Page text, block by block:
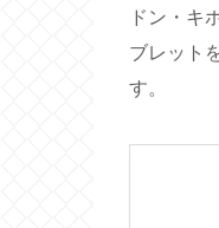
ドン・キ
ブレット
す。